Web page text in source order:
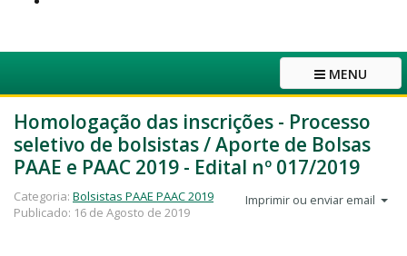
MENU
Homologação das inscrições - Processo
seletivo de bolsistas / Aporte de Bolsas
PAAE e PAAC 2019 - Edital nº 017/2019
Imprimir ou enviar email
Categoria: Bolsistas PAAE PAAC 2019
Publicado: 16 de Agosto de 2019